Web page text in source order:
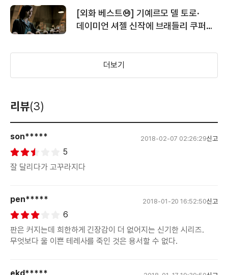
＜메이즈 러너: 데스 큐어＞팬 스크리닝
영상
우리는 함께 성장했다
[외화 베스트⑭] 기예르모 델 토로·
데이미언 셔젤 신작에 브래들리 쿠퍼
더보기
리뷰(3)
son***** 2018-02-07 02:26:29신고
5
잘 달리다가 고꾸라지다
pen***** 2018-01-20 16:52:50신고
6
판은 커지는데 희한하게 긴장감이 더 없어지는 신기한 시리즈.
무엇보다 울 이쁜 테레사를 죽인 것은 용서할 수 없다.